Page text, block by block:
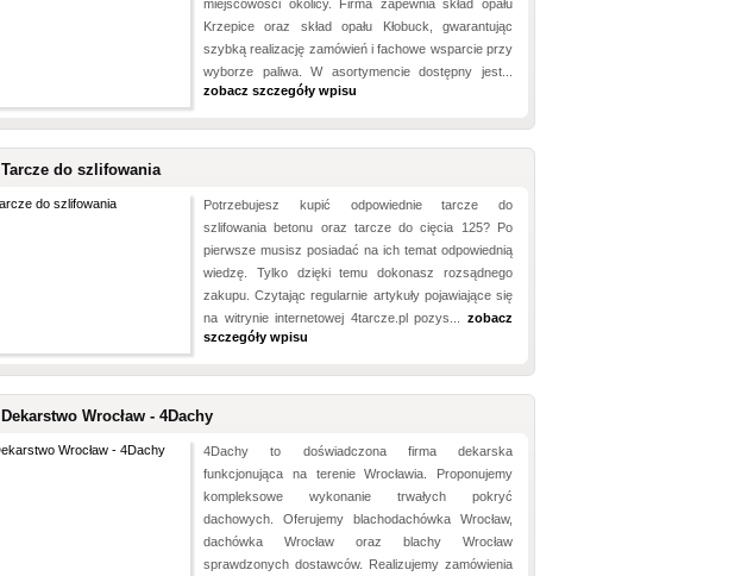
miejscowości okolicy. Firma zapewnia skład opału
Krzepice oraz skład opału Kłobuck, gwarantując
szybką realizację zamówień i fachowe wsparcie przy
wyborze paliwa. W asortymencie dostępny jest...
zobacz szczegóły wpisu
Tarcze do szlifowania
Potrzebujesz kupić odpowiednie tarcze do
szlifowania betonu oraz tarcze do cięcia 125? Po
pierwsze musisz posiadać na ich temat odpowiednią
wiedzę. Tylko dzięki temu dokonasz rozsądnego
zakupu. Czytając regularnie artykuły pojawiające się
na witrynie internetowej 4tarcze.pl pozys... zobacz
szczegóły wpisu
Dekarstwo Wrocław - 4Dachy
4Dachy to doświadczona firma dekarska
funkcjonująca na terenie Wrocławia. Proponujemy
kompleksowe wykonanie trwałych pokryć
dachowych. Oferujemy blachodachówka Wrocław,
dachówka Wrocław oraz blachy Wrocław
sprawdzonych dostawców. Realizujemy zamówienia